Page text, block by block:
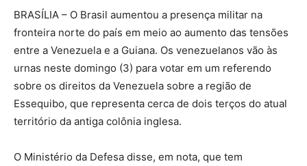
BRASÍLIA – O Brasil aumentou a presença militar na
fronteira norte do país em meio ao aumento das tensões
entre a Venezuela e a Guiana. Os venezuelanos vão às
urnas neste domingo (3) para votar em um referendo
sobre os direitos da Venezuela sobre a região de
Essequibo, que representa cerca de dois terços do atual
território da antiga colônia inglesa.
O Ministério da Defesa disse, em nota, que tem